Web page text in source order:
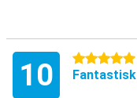
10 5 stjärnor
Fantastisk